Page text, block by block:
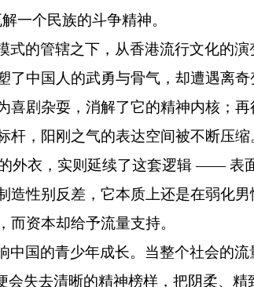
一个民族的斗争精神。
式的管辖之下，从香港流行文化的演
了中国人的武勇与骨气，却遭遇离奇
喜剧杂耍，消解了它的精神内核；
杆，阳刚之气的表达空间被不断压
外衣，实则延续了这套逻辑 —— 表
性别反差，它本质上还是在弱化男
资本却给予流量支持。
中国的青少年成长。当整个社会的流
会失去清晰的精神榜样，把阴柔、精